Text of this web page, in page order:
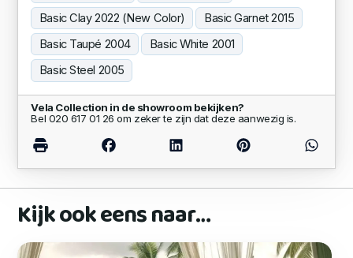
Basic Clay 2022 (New Color)
Basic Garnet 2015
Basic Taupé 2004
Basic White 2001
Basic Steel 2005
Vela Collection in de showroom bekijken?
Bel 020 617 01 26 om zeker te zijn dat deze aanwezig is.
Kijk ook eens naar…